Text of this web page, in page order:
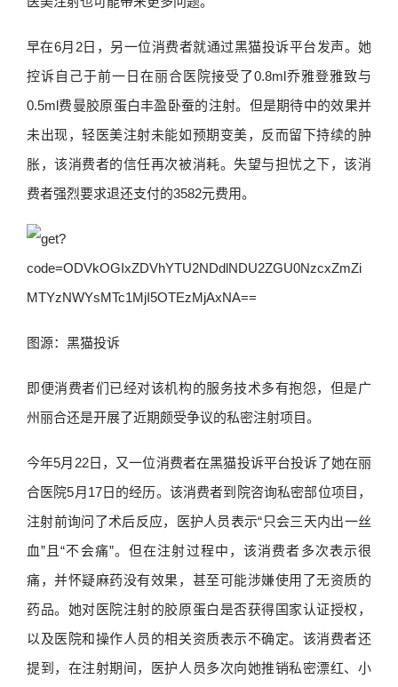
早在6月2日，另一位消费者就通过黑猫投诉平台发声。她
控诉自己于前一日在丽合医院接受了0.8ml乔雅登雅致与
0.5ml费曼胶原蛋白丰盈卧蚕的注射。但是期待中的效果并
未出现，轻医美注射未能如预期变美，反而留下持续的肿
胀，该消费者的信任再次被消耗。失望与担忧之下，该消
费者强烈要求退还支付的3582元费用。
图源：黑猫投诉
即便消费者们已经对该机构的服务技术多有抱怨，但是广
州丽合还是开展了近期颇受争议的私密注射项目。
今年5月22日，又一位消费者在黑猫投诉平台投诉了她在丽
合医院5月17日的经历。该消费者到院咨询私密部位项目，
注射前询问了术后反应，医护人员表示“只会三天内出一丝
血”且“不会痛”。但在注射过程中，该消费者多次表示很
痛，并怀疑麻药没有效果，甚至可能涉嫌使用了无资质的
药品。她对医院注射的胶原蛋白是否获得国家认证授权，
以及医院和操作人员的相关资质表示不确定。该消费者还
提到，在注射期间，医护人员多次向她推销私密漂红、小